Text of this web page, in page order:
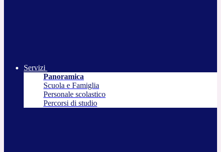
Servizi
Panoramica
Scuola e Famiglia
Personale scolastico
Percorsi di studio